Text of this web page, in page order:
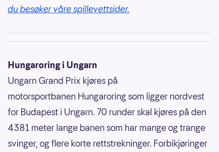
du besøker våre spillevettsider.
Hungaroring i Ungarn
Ungarn Grand Prix kjøres på
motorsportbanen Hungaroring som ligger nordvest
for Budapest i Ungarn. 70 runder skal kjøres på den
4381 meter lange banen som har mange og trange
svinger, og flere korte rettstrekninger. Forbikjøringer